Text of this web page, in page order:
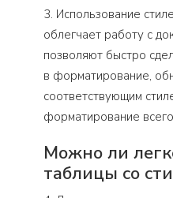
3. Использование
облегчает работу с
позволяют быстро
в форматирование,
соответствующим
форматирование
Можно ли
таблицы со